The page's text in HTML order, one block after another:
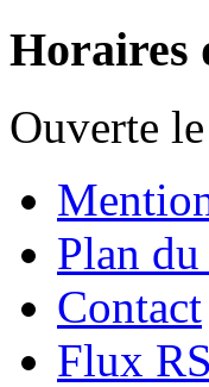
Horaires
Ouverte
Plan
Contact
Flux